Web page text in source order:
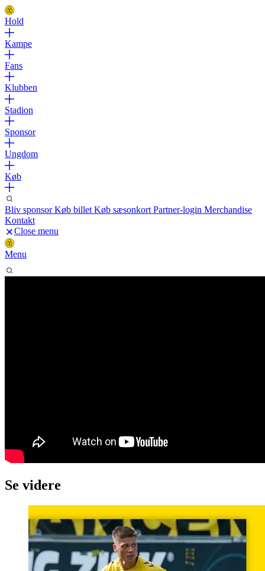
Hold
Kampe
Fans
Klubben
Stadion
Sponsor
Ungdom
Køb
Bliv sponsorKøb billet Køb sæsonkort Partner-login Merchandise
Kontakt
Close menu
Menu
Se videre